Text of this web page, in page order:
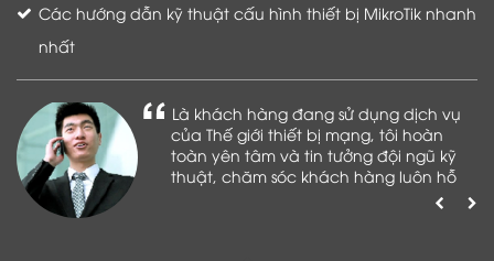
Các hướng dẫn kỹ thuật cấu hình thiết bị MikroTik nhanh
nhất
Là khách hàng đang sử dụng dịch vụ
của Thế giới thiết bị mạng, tôi hoàn
toàn yên tâm và tin tưởng đội ngũ kỹ
thuật, chăm sóc khách hàng luôn hỗ